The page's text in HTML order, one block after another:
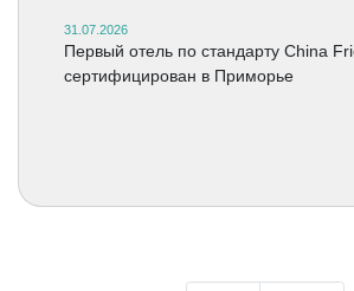
31.07.2026
Первый отель по стандарту China
сертифицирован в Приморье